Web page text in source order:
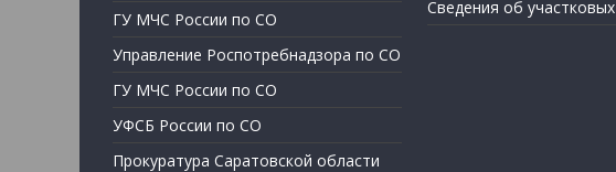
ГУ МЧС России по СО
Управление Роспотребнадзора по СО
ГУ МЧС России по СО
УФСБ России по СО
Прокуратура Саратовской области
Сведения об участковых